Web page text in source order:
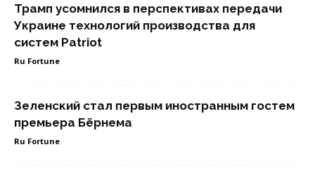
Трамп усомнился в перспективах передачи
Украине технологий производства для
систем Patriot
Ru Fortune
Зеленский стал первым иностранным гостем
премьера Бёрнема
Ru Fortune